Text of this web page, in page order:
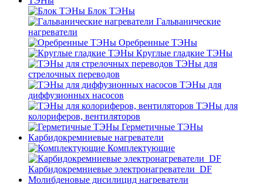
Блок ТЭНы
Гальванические
нагреватели
Оребренные ТЭНы
Круглые гладкие ТЭНы
ТЭНы для
стрелочных переводов
ТЭНы для
диффузионных насосов
ТЭНы для
колориферов, вентиляторов
Герметичные ТЭНы
Карбидокремниевые нагреватели
Комплектующие
Карбидокремниевые электронагреватели_DF
Молибденовые дисилицид нагреватели